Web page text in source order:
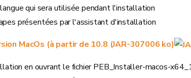
qui sera utilisée pendant l'installation
présentées par l'assistant d'installation
MacOs (à partir de 10.8 (JAR-307006 ko)
en ouvrant le fichier PEB_Installer-macos-